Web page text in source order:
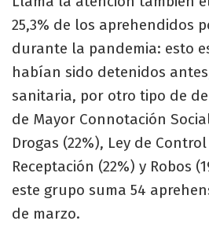
25,3% de los aprehendidos
durante la pandemia: esto
habían sido detenidos
sanitaria, por otro tipo de
de Mayor Connotación
Drogas (22%), Ley de
Receptación (22%) y Robos
este grupo suma 54
de marzo.​